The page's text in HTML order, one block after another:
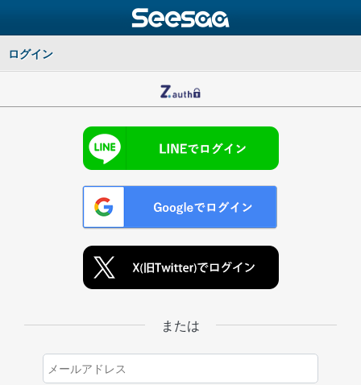
ログイン
または